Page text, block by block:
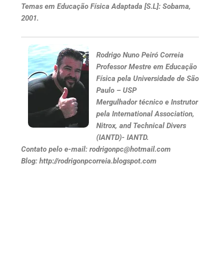
Temas em Educação Física Adaptada [S.L]: Sobama,
2001.
Rodrigo Nuno Peiró Correia
Professor Mestre em Educação
Física pela Universidade de São
Paulo – USP
Mergulhador técnico e Instrutor
pela International Association,
Nitrox, and Technical Divers
(IANTD)- IANTD.
Contato pelo e-mail: rodrigonpc@hotmail.com
Blog: http://rodrigonpcorreia.blogspot.com